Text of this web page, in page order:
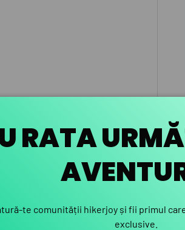
RATA
te comunității hikerjoy și fii primul
exclusive.